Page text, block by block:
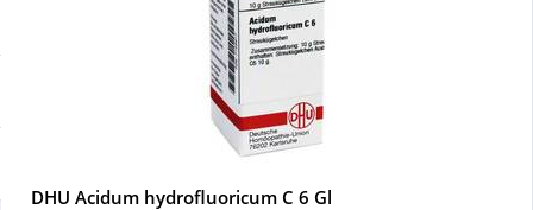
DHU Acidum hydrofluoricum C 6 Gl